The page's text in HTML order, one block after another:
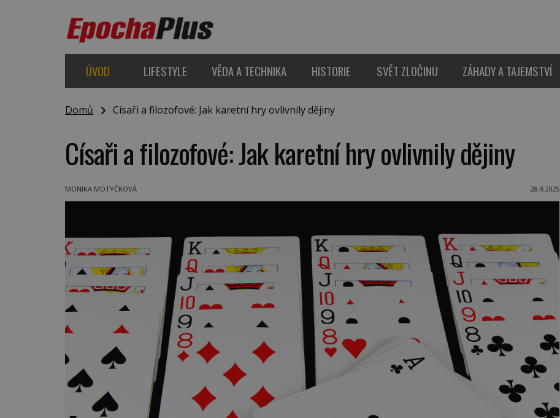
ÚVOD LIFESTYLE VĚDA A TECHNIKA HISTORIE SVĚT ZLOČINU ZÁHADY A TAJEMSTVÍ
Domů Císaři a filozofové: Jak karetní hry ovlivnily dějiny
Císaři a filozofové: Jak karetní hry ovlivnily dějiny
MONIKA MOTYČKOVÁ 28.9.2025